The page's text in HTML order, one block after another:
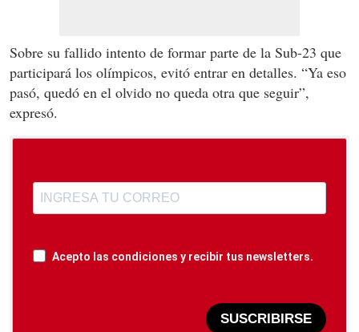
Sobre su fallido intento de formar parte de la Sub-23 que
participará los olímpicos, evitó entrar en detalles. “Ya eso
pasó, quedó en el olvido no queda otra que seguir”,
expresó.
Acepto las condiciones y recibir tus newsletters.
SUSCRIBIRSE